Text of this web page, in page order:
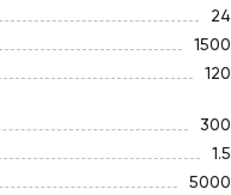
24
1500
120
300
1.5
5000